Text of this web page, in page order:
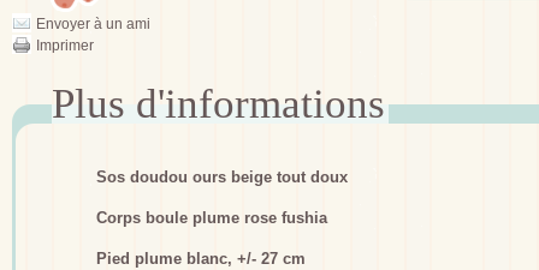
Envoyer à un ami
Imprimer
Sos doudou ours beige tout doux
Corps boule plume rose fushia
Pied plume blanc, +/- 27 cm